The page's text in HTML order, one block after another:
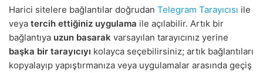
Harici sitelere bağlantılar doğrudan Telegram Tarayıcısı ile
veya tercih ettiğiniz uygulama ile açılabilir. Artık bir
bağlantıya uzun basarak varsayılan tarayıcınız yerine
başka bir tarayıcıyı kolayca seçebilirsiniz; artık bağlantıları
kopyalayıp yapıştırmanıza veya uygulamalar arasında geçiş